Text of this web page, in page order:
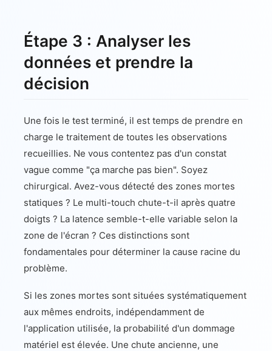
Étape 3 : Analyser les
données et prendre la
décision
Une fois le test terminé, il est temps de prendre en
charge le traitement de toutes les observations
recueillies. Ne vous contentez pas d'un constat
vague comme "ça marche pas bien". Soyez
chirurgical. Avez-vous détecté des zones mortes
statiques ? Le multi-touch chute-t-il après quatre
doigts ? La latence semble-t-elle variable selon la
zone de l'écran ? Ces distinctions sont
fondamentales pour déterminer la cause racine du
problème.
Si les zones mortes sont situées systématiquement
aux mêmes endroits, indépendamment de
l'application utilisée, la probabilité d'un dommage
matériel est élevée. Une chute ancienne, une